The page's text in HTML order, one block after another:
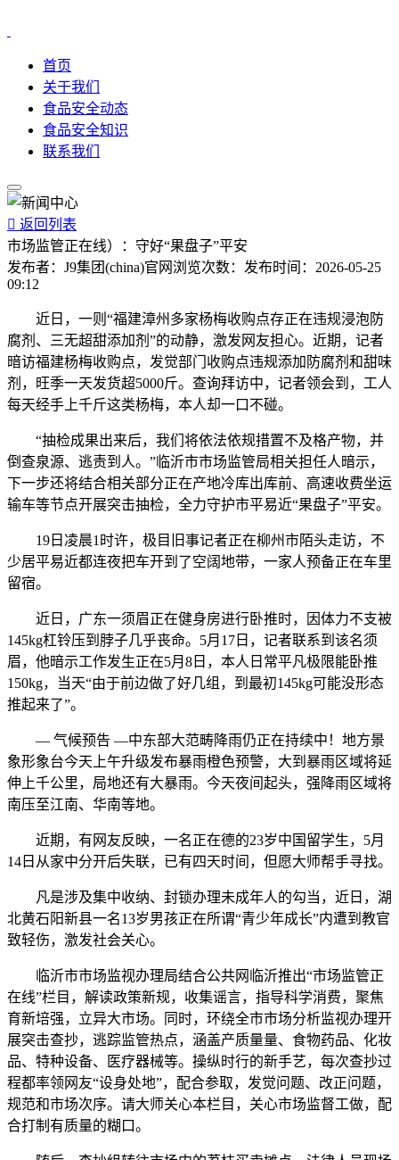
首页
关于我们
食品安全动态
食品安全知识
联系我们
 返回列表
市场监管正在线）：守好“果盘子”平安
发布者： J9集团(china)官网 浏览次数： 发布时间： 2026-05-25
09:12
近日，一则“福建漳州多家杨梅收购点存正在违规浸泡防
腐剂、三无超甜添加剂”的动静，激发网友担心。近期，记者
暗访福建杨梅收购点，发觉部门收购点违规添加防腐剂和甜味
剂，旺季一天发货超5000斤。查询拜访中，记者领会到，工人
每天经手上千斤这类杨梅，本人却一口不碰。
“抽检成果出来后，我们将依法依规措置不及格产物，并
倒查泉源、逃责到人。”临沂市市场监管局相关担任人暗示，
下一步还将结合相关部分正在产地冷库出库前、高速收费坐运
输车等节点开展突击抽检，全力守护市平易近“果盘子”平安。
19日凌晨1时许，极目旧事记者正在柳州市陌头走访，不
少居平易近都连夜把车开到了空阔地带，一家人预备正在车里
留宿。
近日，广东一须眉正在健身房进行卧推时，因体力不支被
145kg杠铃压到脖子几乎丧命。5月17日，记者联系到该名须
眉，他暗示工作发生正在5月8日，本人日常平凡极限能卧推
150kg，当天“由于前边做了好几组，到最初145kg可能没形态
推起来了”。
— 气候预告 —中东部大范畴降雨仍正在持续中！地方景
象形象台今天上午升级发布暴雨橙色预警，大到暴雨区域将延
伸上千公里，局地还有大暴雨。今天夜间起头，强降雨区域将
南压至江南、华南等地。
近期，有网友反映，一名正在德的23岁中国留学生，5月
14日从家中分开后失联，已有四天时间，但愿大师帮手寻找。
凡是涉及集中收纳、封锁办理未成年人的勾当，近日，湖
北黄石阳新县一名13岁男孩正在所谓“青少年成长”内遭到教官
致轻伤，激发社会关心。
临沂市市场监视办理局结合公共网临沂推出“市场监管正
在线”栏目，解读政策新规，收集谣言，指导科学消费，聚焦
育新培强，立异大市场。同时，环绕全市市场分析监视办理开
展突击查抄，逃踪监管热点，涵盖产质量量、食物药品、化妆
品、特种设备、医疗器械等。操纵时行的新手艺，每次查抄过
程都率领网友“设身处地”，配合参取，发觉问题、改正问题，
规范和市场次序。请大师关心本栏目，关心市场监督工做，配
合打制有质量的糊口。